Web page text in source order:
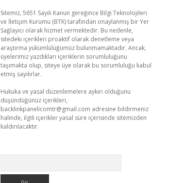
Sitemiz, 5651 Sayılı Kanun gereğince Bilgi Teknolojileri
ve İletişim Kurumu (BTK) tarafından onaylanmış bir Yer
Sağlayıcı olarak hizmet vermektedir. Bu nedenle,
sitedeki içerikleri proaktif olarak denetleme veya
araştırma yükümlülüğümüz bulunmamaktadır. Ancak,
üyelerimiz yazdıkları içeriklerin sorumluluğunu
taşımakta olup, siteye üye olarak bu sorumluluğu kabul
etmiş sayılırlar.
Hukuka ve yasal düzenlemelere aykırı olduğunu
düşündüğünüz içerikleri,
backlinkpanelicomtr@gmail.com adresine bildirmeniz
halinde, ilgili içerikler yasal süre içerisinde sitemizden
kaldırılacaktır.